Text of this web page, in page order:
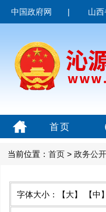
中国政府网 | 山
首页
当前位置： 首页 > 政务公开
字体大小： 【大】 【中】